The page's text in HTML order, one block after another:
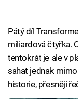
Sledujte nás
Pátý díl
miliardová čtyřka.
tentokrát je ale v
sahat jednak
historie, přesněji